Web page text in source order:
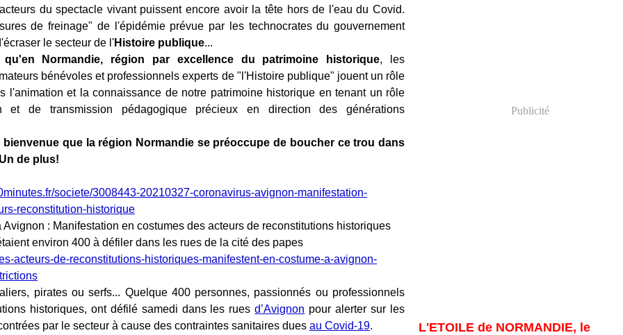
du spectacle vivant puissent encore avoir la tête hors de l'eau du Covid.
de freinage" de l'épidémie prévue par les technocrates du gouvernement
le secteur de l'Histoire publique...
qu'en Normandie, région par excellence du patrimoine historique, les
bénévoles et professionnels experts de "l'Histoire publique" jouent un rôle
l'animation et la connaissance de notre patrimoine historique en tenant un rôle
et de transmission pédagogique précieux en direction des générations
bienvenue que la région Normandie se préoccupe de boucher ce trou dans
de plus!
societe/3008443-20210327-coronavirus-avignon-manifestation-
reconstitution-historique
Avignon : Manifestation en costumes des acteurs de reconstitutions historiques
environ 400 à défiler dans les rues de la cité des papes
pirates ou serfs... Quelque 400 personnes, passionnés ou professionnels
historiques, ont défilé samedi dans les ruesd’Avignon pour alerter sur les
par le secteur à cause des contraintes sanitaires dues au Covid-19.
Publicité
L'ETOILE de NORMANDIE, le